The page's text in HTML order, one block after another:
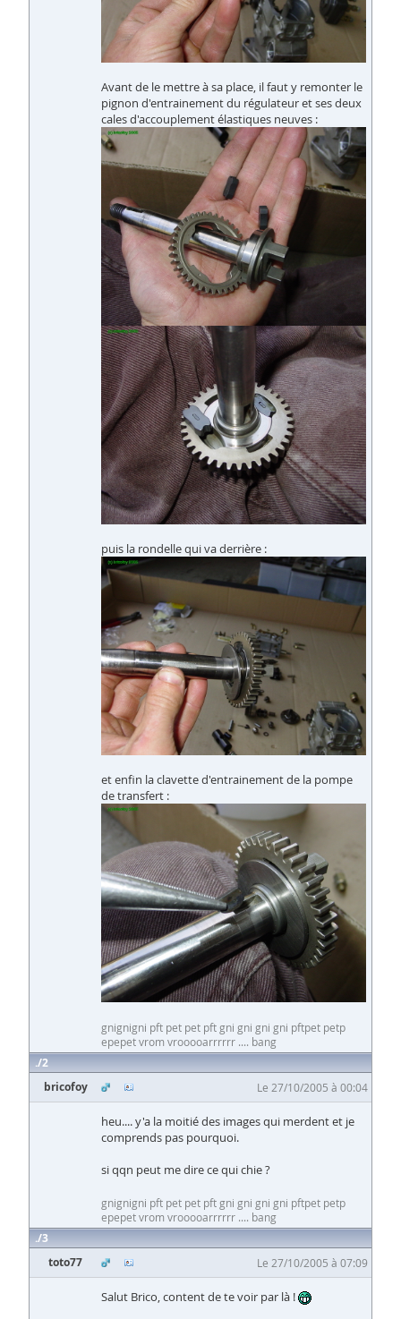
Avant de le mettre à sa place, il faut y remonter le
pignon d'entrainement du régulateur et ses deux
cales d'accouplement élastiques neuves :
puis la rondelle qui va derrière :
et enfin la clavette d'entrainement de la pompe
de transfert :
gnignigni pft pet pet pft gni gni gni gni pftpet petp
epepet vrom vrooooarrrrrr .... bang
2
bricofoy
Le 27/10/2005 à 00:04
heu.... y'a la moitié des images qui merdent et je
comprends pas pourquoi.
si qqn peut me dire ce qui chie ?
gnignigni pft pet pet pft gni gni gni gni pftpet petp
epepet vrom vrooooarrrrrr .... bang
3
toto77
Le 27/10/2005 à 07:09
Salut Brico, content de te voir par là !